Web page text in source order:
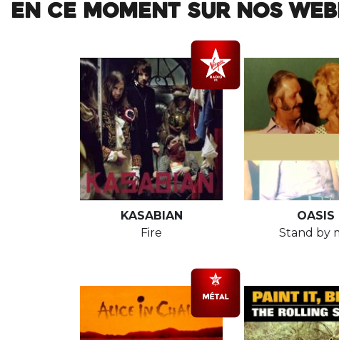
EN CE MOMENT SUR NOS
KASABIAN
Fire
OASIS
Stand by